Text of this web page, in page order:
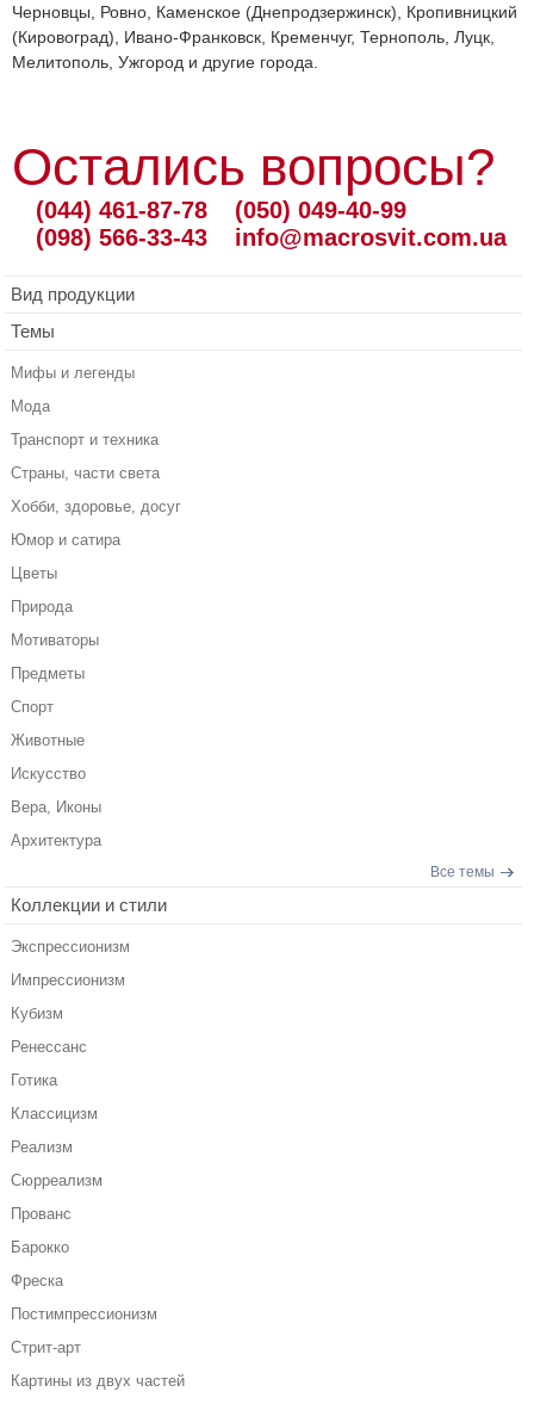
Черновцы, Ровно, Каменское (Днепродзержинск), Кропивницкий
(Кировоград), Ивано-Франковск, Кременчуг, Тернополь, Луцк,
Мелитополь, Ужгород и другие города.
Остались вопросы?
(044) 461-87-78
(098) 566-33-43
(050) 049-40-99
info@macrosvit.com.ua
Вид продукции
Темы
Мифы и легенды
Мода
Транспорт и техника
Страны, части света
Хобби, здоровье, досуг
Юмор и сатира
Цветы
Природа
Мотиваторы
Предметы
Спорт
Животные
Искусство
Вера, Иконы
Архитектура
Все темы
Коллекции и стили
Экспрессионизм
Импрессионизм
Кубизм
Ренессанс
Готика
Классицизм
Реализм
Сюрреализм
Прованс
Барокко
Фреска
Постимпрессионизм
Стрит-арт
Картины из двух частей